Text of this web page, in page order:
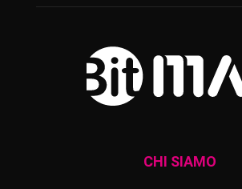
CHI SIAMO